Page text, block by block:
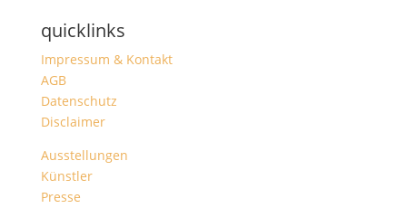
quicklinks
Impressum & Kontakt
AGB
Datenschutz
Disclaimer
Ausstellungen
Künstler
Presse